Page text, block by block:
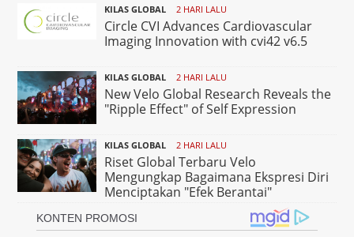
KILAS GLOBAL 2 HARI LALU
Circle CVI Advances Cardiovascular
Imaging Innovation with cvi42 v6.5
KILAS GLOBAL 2 HARI LALU
New Velo Global Research Reveals the
"Ripple Effect" of Self Expression
KILAS GLOBAL 2 HARI LALU
Riset Global Terbaru Velo
Mengungkap Bagaimana Ekspresi Diri
Menciptakan "Efek Berantai"